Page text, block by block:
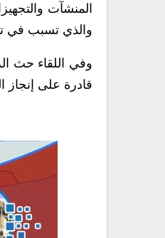
المنشآت
والذي تسبب في
وفي اللقاء حث
قادرة على إنجاز